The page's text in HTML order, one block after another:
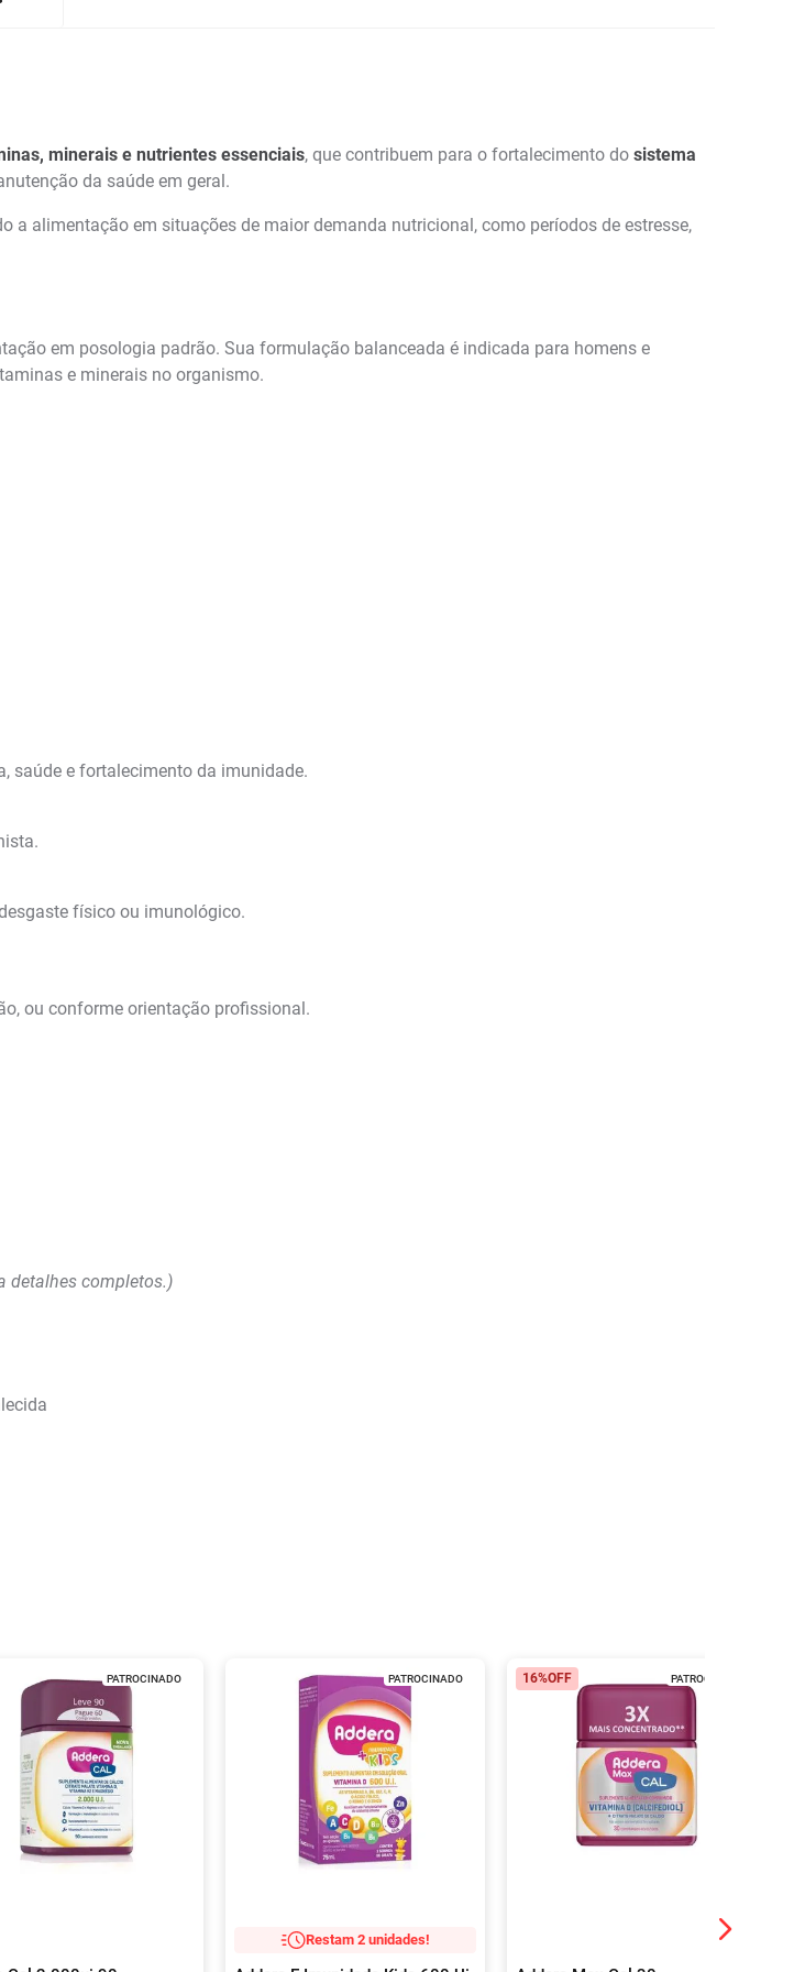
minerais e nutrientes essenciais, que contribuem para o fortalecimento do sistema
da saúde em geral.
a alimentação em situações de maior demanda nutricional, como períodos de estresse,
em posologia padrão. Sua formulação balanceada é indicada para homens e
e minerais no organismo.
saúde e fortalecimento da imunidade.
físico ou imunológico.
ou conforme orientação profissional.
detalhes completos.)
PATROCINADO PATROCINADO
Restam 2 unidades!
PATROCINADO
16%OFF